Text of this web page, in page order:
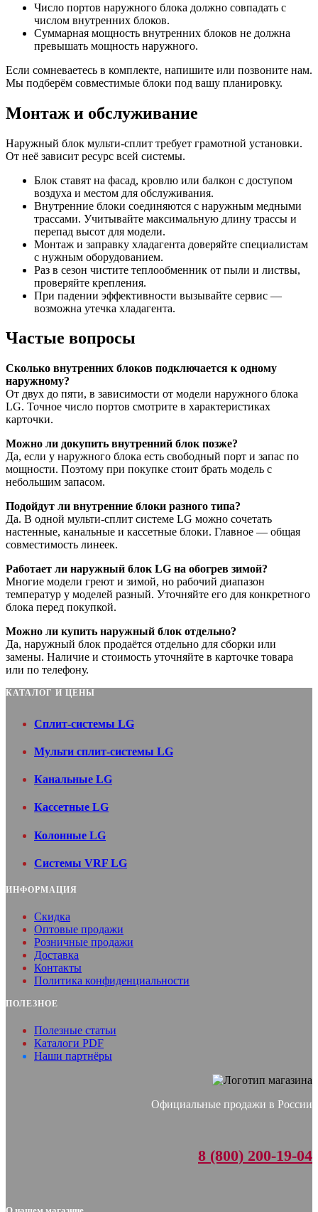
Число портов наружного блока должно совпадать с
числом внутренних блоков.
Суммарная мощность внутренних блоков не должна
превышать мощность наружного.
Если сомневаетесь в комплекте, напишите или позвоните нам.
Мы подберём совместимые блоки под вашу планировку.
Монтаж и обслуживание
Наружный блок мульти-сплит требует грамотной установки.
От неё зависит ресурс всей системы.
Блок ставят на фасад, кровлю или балкон с доступом
воздуха и местом для обслуживания.
Внутренние блоки соединяются с наружным медными
трассами. Учитывайте максимальную длину трассы и
перепад высот для модели.
Монтаж и заправку хладагента доверяйте специалистам
с нужным оборудованием.
Раз в сезон чистите теплообменник от пыли и листвы,
проверяйте крепления.
При падении эффективности вызывайте сервис —
возможна утечка хладагента.
Частые вопросы
Сколько внутренних блоков подключается к одному
наружному?
От двух до пяти, в зависимости от модели наружного блока
LG. Точное число портов смотрите в характеристиках
карточки.
Можно ли докупить внутренний блок позже?
Да, если у наружного блока есть свободный порт и запас по
мощности. Поэтому при покупке стоит брать модель с
небольшим запасом.
Подойдут ли внутренние блоки разного типа?
Да. В одной мульти-сплит системе LG можно сочетать
настенные, канальные и кассетные блоки. Главное — общая
совместимость линеек.
Работает ли наружный блок LG на обогрев зимой?
Многие модели греют и зимой, но рабочий диапазон
температур у моделей разный. Уточняйте его для конкретного
блока перед покупкой.
Можно ли купить наружный блок отдельно?
Да, наружный блок продаётся отдельно для сборки или
замены. Наличие и стоимость уточняйте в карточке товара
или по телефону.
КАТАЛОГ И ЦЕНЫ
Сплит-системы LG
Мульти сплит-системы LG
Канальные LG
Кассетные LG
Колонные LG
Системы VRF LG
ИНФОРМАЦИЯ
Скидка
Оптовые продажи
Розничные продажи
Доставка
Контакты
Политика конфиденциальности
ПОЛЕЗНОЕ
Полезные статьи
Каталоги PDF
Наши партнёры
Официальные продажи в России
8 (800) 200-19-04